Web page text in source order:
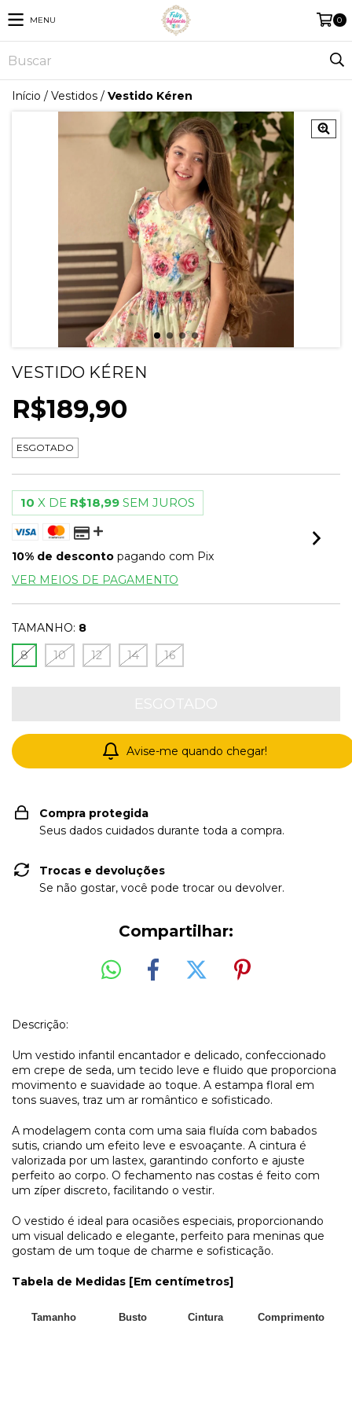
MENU 0
Início / Vestidos / Vestido Kéren
VESTIDO KÉREN
R$189,90
ESGOTADO
10 X DE R$18,99 SEM JUROS
10% de desconto pagando com Pix
VER MEIOS DE PAGAMENTO
TAMANHO: 8
8
10 12 14 16
Avise-me quando chegar!
Compra protegida
Seus dados cuidados durante toda a compra.
Trocas e devoluções
Se não gostar, você pode trocar ou devolver.
Compartilhar:
Descrição:
Um vestido infantil encantador e delicado, confeccionado
em crepe de seda, um tecido leve e fluido que proporciona
movimento e suavidade ao toque. A estampa floral em
tons suaves, traz um ar romântico e sofisticado.
A modelagem conta com uma saia fluída com babados
sutis, criando um efeito leve e esvoaçante. A cintura é
valorizada por um lastex, garantindo conforto e ajuste
perfeito ao corpo. O fechamento nas costas é feito com
um zíper discreto, facilitando o vestir.
O vestido é ideal para ocasiões especiais, proporcionando
um visual delicado e elegante, perfeito para meninas que
gostam de um toque de charme e sofisticação.
Tabela de Medidas [Em centímetros]
Tamanho Busto Cintura Comprimento